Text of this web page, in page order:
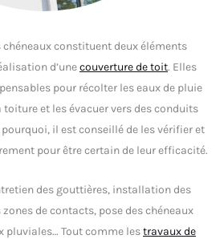
chéneaux constituent deux éléments
d’unecouverture de toit. Elles
pour récolter les eaux de pluie
toiture et les évacuer vers des conduits
pourquoi, il est conseillé de les vérifier et
pour être certain de leur efficacité.
des gouttières, installation des
de contacts, pose des chéneaux
pluviales… Tout comme lestravaux de